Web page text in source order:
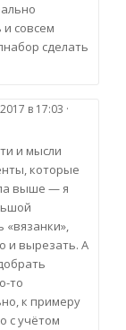
совсем
сделать
в 17:03 ·
и мысли
которые
выше — я
«вязанки»,
и вырезать. А
то
к примеру
с учётом